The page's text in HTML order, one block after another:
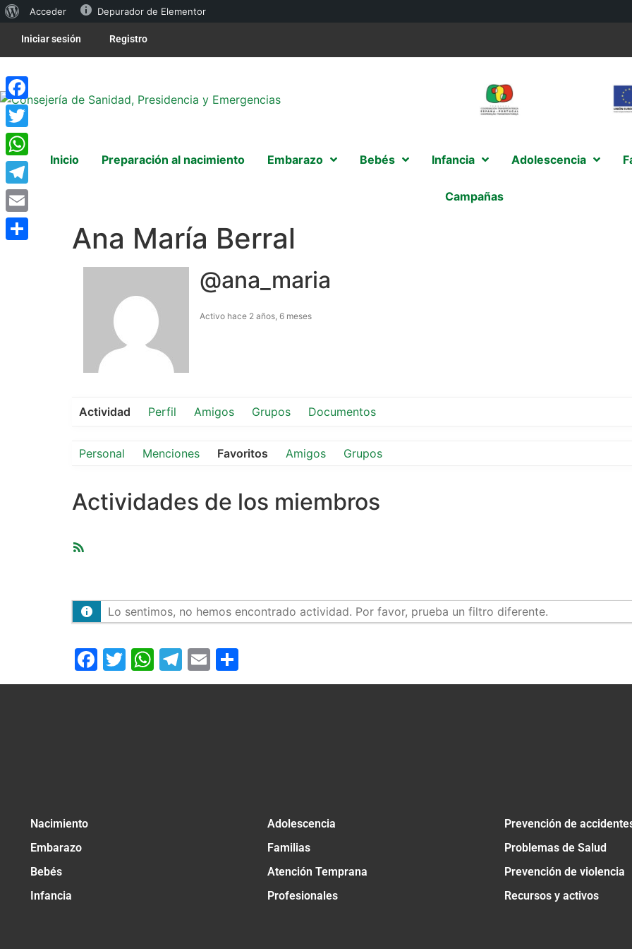
Acceder Depurador de Elementor
Iniciar sesión Registro
Inicio Preparación al nacimiento Embarazo Bebés Infancia Adolescencia
Campañas
Ana María Berral
@ana_maria
Activo hace 2 años, 6 meses
Actividad Perfil Amigos Grupos Documentos
Personal Menciones Favoritos Amigos Grupos
Actividades de los miembros
Lo sentimos, no hemos encontrado actividad. Por favor, prueba un filtro diferente.
Facebook
Twitter
WhatsApp
Telegram
Email
Nacimiento
Embarazo
Bebés
Infancia
Adolescencia
Familias
Atención Temprana
Profesionales
Prevención de
Problemas de Salud
Prevención de violencia
Recursos y activos
Facebook
Twitter
WhatsApp
Telegram
Email